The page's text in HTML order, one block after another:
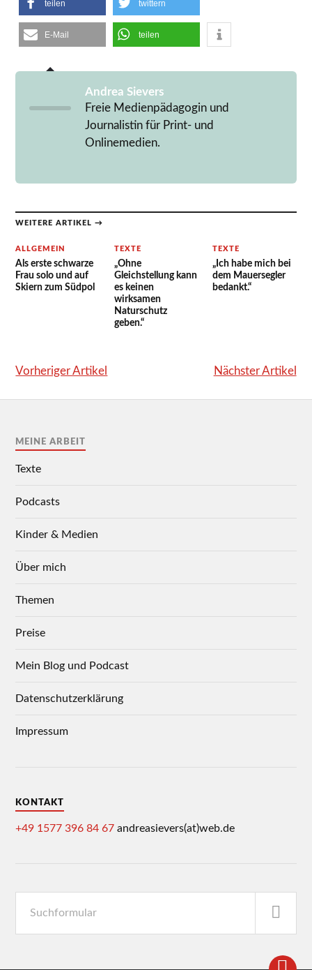
teilen twittern
E-Mail teilen
Andrea Sievers
Freie Medienpädagogin und
Journalistin für Print- und
Onlinemedien.
WEITERE ARTIKEL →
ALLGEMEIN
Als erste schwarze
Frau solo und auf
Skiern zum Südpol
TEXTE
„Ohne
Gleichstellung kann
es keinen
wirksamen
Naturschutz
geben.“
TEXTE
„Ich habe mich bei
dem Mauersegler
bedankt.“
Vorheriger Artikel Nächster Artikel
MEINE ARBEIT
Texte
Podcasts
Kinder & Medien
Über mich
Themen
Preise
Mein Blog und Podcast
Datenschutzerklärung
Impressum
KONTAKT
+49 1577 396 84 67 andreasievers(at)web.de